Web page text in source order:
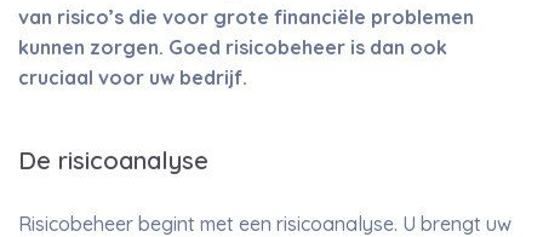
van risico’s die voor grote financiële problemen
kunnen zorgen. Goed risicobeheer is dan ook
cruciaal voor uw bedrijf.
De risicoanalyse
Risicobeheer begint met een risicoanalyse. U brengt uw